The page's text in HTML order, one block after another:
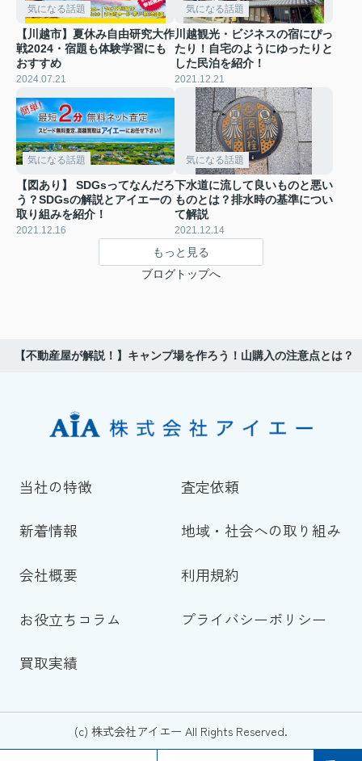
気になる話題
【川越市】夏休み自由研究大作
戦2024・宿題も体験学習にも
おすすめ
2024.07.21
気になる話題
川越観光・ビジネスの宿にぴっ
たり！自宅のようにゆったりと
した民泊を紹介！
2021.12.21
気になる話題
【図あり】 SDGsってなんだろ
う？SDGsの解説とアイエーの
取り組みを紹介！
2021.12.16
気になる話題
下水道に流して良いものと悪い
ものとは？排水時の基準につい
て解説
2021.12.14
もっと見る
ブログトップへ
【不動産屋が解説！】キャンプ場を作ろう！山購入の注意点とは？
当社の特徴 査定依頼
新着情報 地域・社会への取り組み
会社概要 利用規約
お役立ちコラム プライバシーポリシー
買取実績
(c) 株式会社アイエー All Rights Reserved.